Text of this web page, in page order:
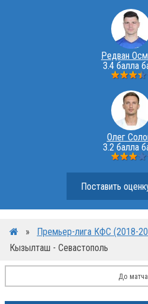
Редван
3.4 балла
Олег
3.2 балла
Поставить
» Премьер-лига КФС (2018-
Кызылташ - Севастополь
До матча